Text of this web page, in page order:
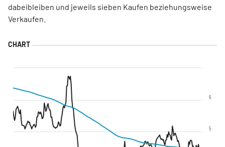
dabeibleiben und jeweils sieben Kaufen beziehungsweise
Verkaufen.
5
6